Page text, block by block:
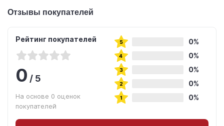
Отзывы покупателей
Рейтинг покупателей
0/5
На основе 0 оценок
покупателей
0%
0%
0%
0%
0%